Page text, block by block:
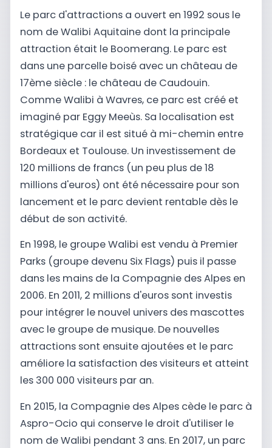
Le parc d'attractions a ouvert en 1992 sous le
nom de Walibi Aquitaine dont la principale
attraction était le Boomerang. Le parc est
dans une parcelle boisé avec un château de
17ème siècle : le château de Caudouin.
Comme Walibi à Wavres, ce parc est créé et
imaginé par Eggy Meeùs. Sa localisation est
stratégique car il est situé à mi-chemin entre
Bordeaux et Toulouse. Un investissement de
120 millions de francs (un peu plus de 18
millions d'euros) ont été nécessaire pour son
lancement et le parc devient rentable dès le
début de son activité.
En 1998, le groupe Walibi est vendu à Premier
Parks (groupe devenu Six Flags) puis il passe
dans les mains de la Compagnie des Alpes en
2006. En 2011, 2 millions d'euros sont investis
pour intégrer le nouvel univers des mascottes
avec le groupe de musique. De nouvelles
attractions sont ensuite ajoutées et le parc
améliore la satisfaction des visiteurs et atteint
les 300 000 visiteurs par an.
En 2015, la Compagnie des Alpes cède le parc à
Aspro-Ocio qui conserve le droit d'utiliser le
nom de Walibi pendant 3 ans. En 2017, un parc